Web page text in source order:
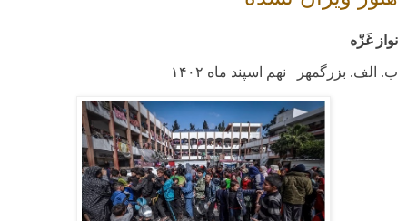
نواز غَزّه
ب. الف. بزرگمهر نهم اسپند ماه ۱۴۰۲